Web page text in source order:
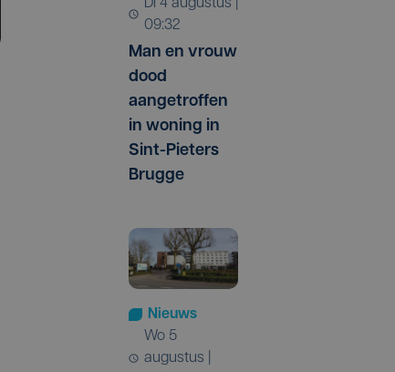
di 4 augustus |
09:32
Man en vrouw
dood
aangetroffen
in woning in
Sint-Pieters
Brugge
Nieuws
wo 5
augustus |